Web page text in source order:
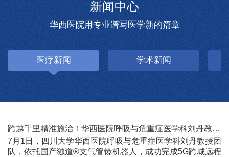
新闻中心
华西医院用专业谱写医学新的篇章
医疗新闻 学术新闻
跨越千里精准施治！华西医院呼吸与危重症医学科刘丹教授团队完成川藏5G远程支气管镜机器人肺部病灶活检手术
7月1日，四川大学华西医院呼吸与危重症医学科刘丹教授团
队，依托国产独道®支气管镜机器人，成功完成5G跨城远程